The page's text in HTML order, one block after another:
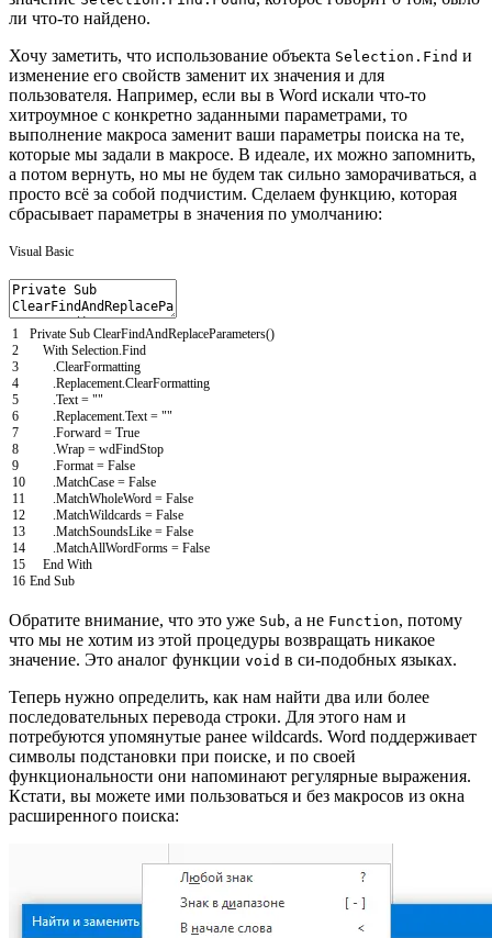
ли что-то найдено.
Хочу заметить, что использование объекта Selection.Find и
изменение его свойств заменит их значения и для
пользователя. Например, если вы в Word искали что-то
хитроумное с конкретно заданными параметрами, то
выполнение макроса заменит ваши параметры поиска на те,
которые мы задали в макросе. В идеале, их можно запомнить,
а потом вернуть, но мы не будем так сильно заморачиваться, а
просто всё за собой подчистим. Сделаем функцию, которая
сбрасывает параметры в значения по умолчанию:
Visual Basic
1
2
3
4
5
6
7
8
9
10
11
12
13
14
15
16
Private Sub ClearFindAndReplaceParameters()
With Selection.Find
.ClearFormatting
.Replacement.ClearFormatting
.Text = ""
.Replacement.Text = ""
.Forward = True
.Wrap = wdFindStop
.Format = False
.MatchCase = False
.MatchWholeWord = False
.MatchWildcards = False
.MatchSoundsLike = False
.MatchAllWordForms = False
End With
End Sub
Обратите внимание, что это уже Sub, а не Function, потому
что мы не хотим из этой процедуры возвращать никакое
значение. Это аналог функции void в си-подобных языках.
Теперь нужно определить, как нам найти два или более
последовательных перевода строки. Для этого нам и
потребуются упомянутые ранее wildcards. Word поддерживает
символы подстановки при поиске, и по своей
функциональности они напоминают регулярные выражения.
Кстати, вы можете ими пользоваться и без макросов из окна
расширенного поиска: